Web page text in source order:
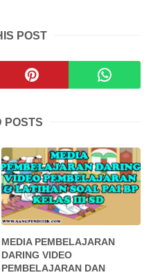
POST
POSTS
MEDIA PEMBELAJARAN
DARING VIDEO
PEMBELAJARAN DAN